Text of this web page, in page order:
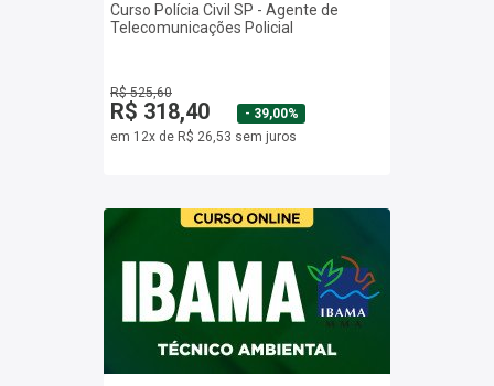
Curso Polícia Civil SP - Agente de
Telecomunicações Policial
R$ 525,60
R$ 318,40
- 39,00%
em 12x de R$ 26,53 sem juros